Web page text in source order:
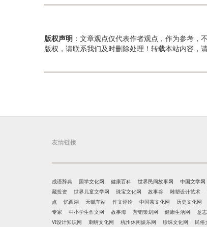
版权声明 ：文章观点仅代表作者观点，作为参考
版权，请联系我们及时删除处理！转载本站内容，
友情链接
成语辞典 国学文化网 健康百科 世界民间故事网 中国文学网
藏投资
世界儿童文学网 珠宝文化网 故事谷 雕塑设计艺术
点
忆西湖 天赋车站 作文评论 中国茶文化网 历史文化网
专家
中小学生作文网 故事海 营销策划网 健康生活网 意
VI设计知识网
刺绣文化网 杭州休闲娱乐网 珍珠文化网 民俗